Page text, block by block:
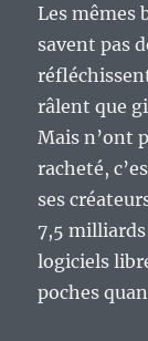
Les mêmes
savent pas
râlent que
Mais n’ont
racheté,
ses
7,5 milliards
logiciels
poches